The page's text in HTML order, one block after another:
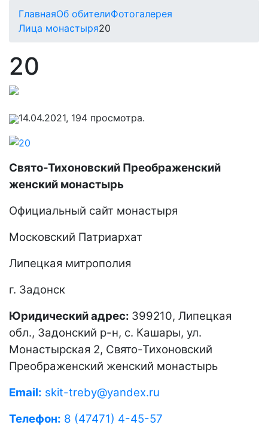
ГлавнаяОб обителиФотогалерея
Лица монастыря20
20
14.04.2021, 194 просмотра.
Свято-Тихоновский Преображенский
женский монастырь
Официальный сайт монастыря
Московский Патриархат
Липецкая митрополия
г. Задонск
Юридический адрес: 399210, Липецкая
обл., Задонский р-н, с. Кашары, ул.
Монастырская 2, Свято-Тихоновский
Преображенский женский монастырь
Email: skit-treby@yandex.ru
Телефон: 8 (47471) 4-45-57